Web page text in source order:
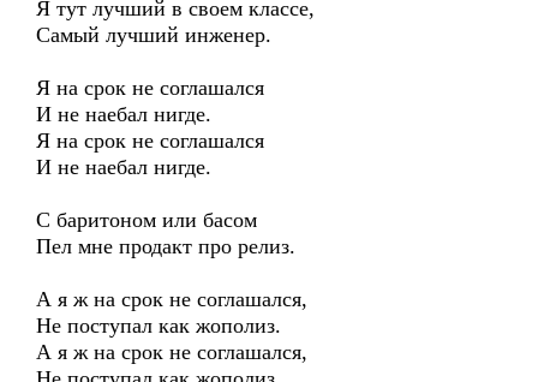
Я тут лучший в своем классе,
Самый лучший инженер.
Я на срок не соглашался
И не наебал нигде.
Я на срок не соглашался
И не наебал нигде.
C баритоном или басом
Пел мне продакт про релиз.
А я ж на срок не соглашался,
Не поступал как жополиз.
А я ж на срок не соглашался,